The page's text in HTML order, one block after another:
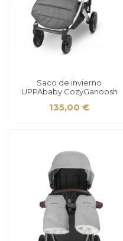
Saco de invierno
UPPAbaby CozyGanoosh
135,00 €